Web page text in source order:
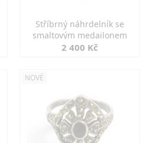
Stříbrný náhrdelník se
smaltovým medailonem
2 400 Kč
NOVÉ